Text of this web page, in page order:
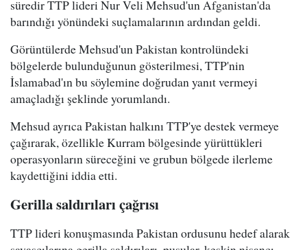
süredir TTP lideri Nur Veli Mehsud'un Afganistan'da
barındığı yönündeki suçlamalarının ardından geldi.
Görüntülerde Mehsud'un Pakistan kontrolündeki
bölgelerde bulunduğunun gösterilmesi, TTP'nin
İslamabad'ın bu söylemine doğrudan yanıt vermeyi
amaçladığı şeklinde yorumlandı.
Mehsud ayrıca Pakistan halkını TTP'ye destek vermeye
çağırarak, özellikle Kurram bölgesinde yürüttükleri
operasyonların süreceğini ve grubun bölgede ilerleme
kaydettiğini iddia etti.
Gerilla saldırıları çağrısı
TTP lideri konuşmasında Pakistan ordusunu hedef alarak